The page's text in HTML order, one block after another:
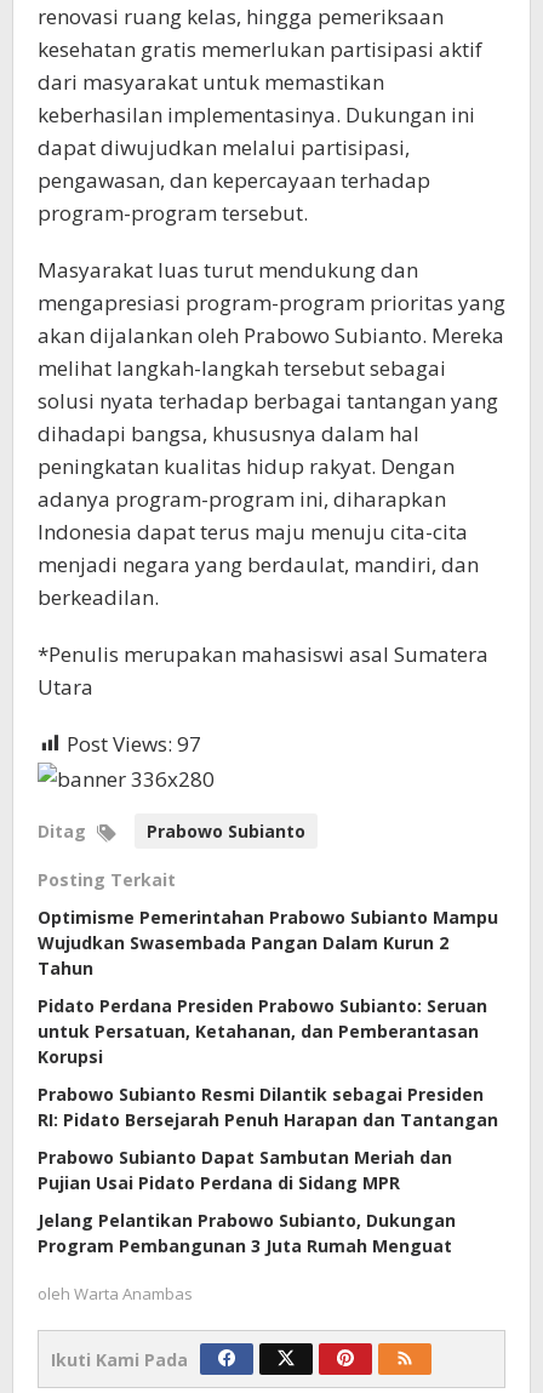
renovasi ruang kelas, hingga pemeriksaan
kesehatan gratis memerlukan partisipasi aktif
dari masyarakat untuk memastikan
keberhasilan implementasinya. Dukungan ini
dapat diwujudkan melalui partisipasi,
pengawasan, dan kepercayaan terhadap
program-program tersebut.
Masyarakat luas turut mendukung dan
mengapresiasi program-program prioritas yang
akan dijalankan oleh Prabowo Subianto. Mereka
melihat langkah-langkah tersebut sebagai
solusi nyata terhadap berbagai tantangan yang
dihadapi bangsa, khususnya dalam hal
peningkatan kualitas hidup rakyat. Dengan
adanya program-program ini, diharapkan
Indonesia dapat terus maju menuju cita-cita
menjadi negara yang berdaulat, mandiri, dan
berkeadilan.
*Penulis merupakan mahasiswi asal Sumatera
Utara
Post Views: 97
Ditag Prabowo Subianto
Posting Terkait
Optimisme Pemerintahan Prabowo Subianto Mampu
Wujudkan Swasembada Pangan Dalam Kurun 2
Tahun
Pidato Perdana Presiden Prabowo Subianto: Seruan
untuk Persatuan, Ketahanan, dan Pemberantasan
Korupsi
Prabowo Subianto Resmi Dilantik sebagai Presiden
RI: Pidato Bersejarah Penuh Harapan dan Tantangan
Prabowo Subianto Dapat Sambutan Meriah dan
Pujian Usai Pidato Perdana di Sidang MPR
Jelang Pelantikan Prabowo Subianto, Dukungan
Program Pembangunan 3 Juta Rumah Menguat
oleh Warta Anambas
Ikuti Kami Pada